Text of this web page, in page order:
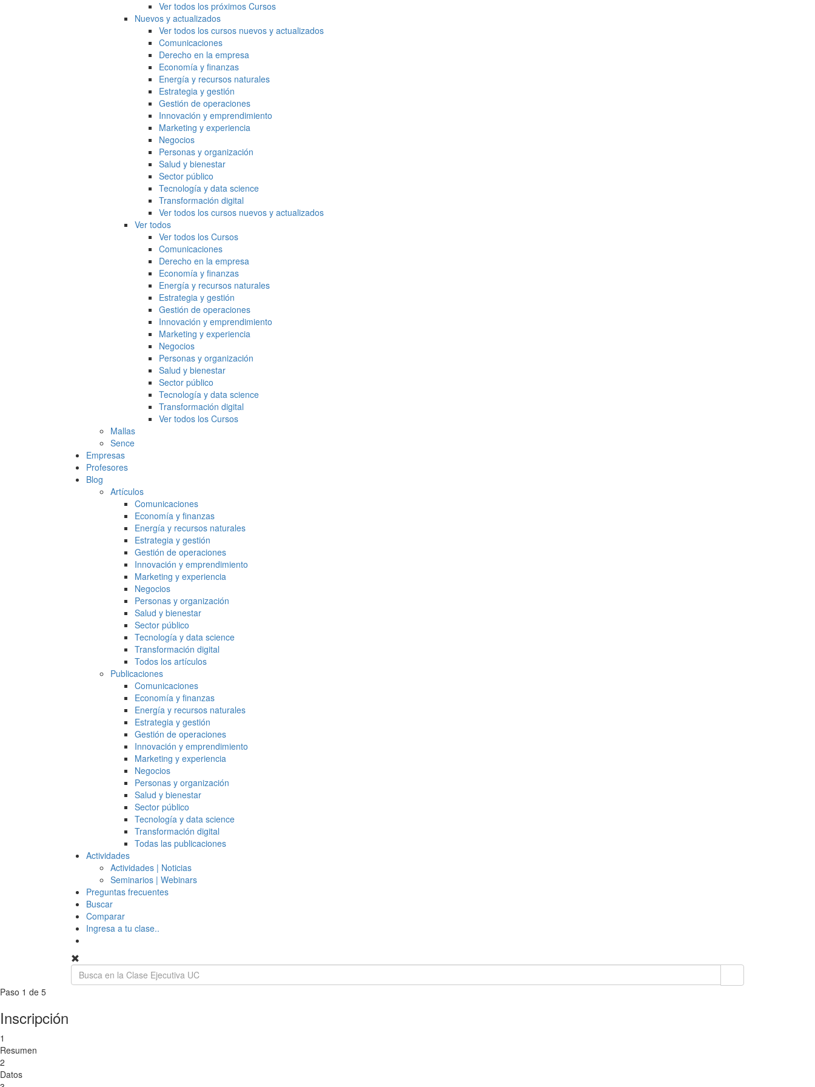
Ver todos los próximos Cursos
Nuevos y actualizados
Ver todos los cursos nuevos y actualizados
Comunicaciones
Derecho en la empresa
Economía y finanzas
Energía y recursos naturales
Estrategia y gestión
Gestión de operaciones
Innovación y emprendimiento
Marketing y experiencia
Negocios
Personas y organización
Salud y bienestar
Sector público
Tecnología y data science
Transformación digital
Ver todos los cursos nuevos y actualizados
Ver todos
Ver todos los Cursos
Comunicaciones
Derecho en la empresa
Economía y finanzas
Energía y recursos naturales
Estrategia y gestión
Gestión de operaciones
Innovación y emprendimiento
Marketing y experiencia
Negocios
Personas y organización
Salud y bienestar
Sector público
Tecnología y data science
Transformación digital
Ver todos los Cursos
Mallas
Sence
Empresas
Profesores
Blog
Artículos
Comunicaciones
Economía y finanzas
Energía y recursos naturales
Estrategia y gestión
Gestión de operaciones
Innovación y emprendimiento
Marketing y experiencia
Negocios
Personas y organización
Salud y bienestar
Sector público
Tecnología y data science
Transformación digital
Todos los artículos
Publicaciones
Comunicaciones
Economía y finanzas
Energía y recursos naturales
Estrategia y gestión
Gestión de operaciones
Innovación y emprendimiento
Marketing y experiencia
Negocios
Personas y organización
Salud y bienestar
Sector público
Tecnología y data science
Transformación digital
Todas las publicaciones
Actividades
Actividades | Noticias
Seminarios | Webinars
Preguntas frecuentes
Buscar
Comparar
Ingresa a tu clase..
Paso 1 de 5
Inscripción
1
Resumen
2
Datos